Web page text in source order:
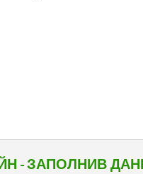
- ЗАПОЛНИВ